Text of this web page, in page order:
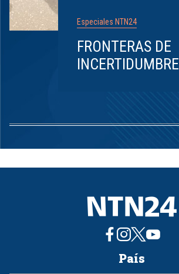
Especiales NTN24
FRONTERAS DE
INCERTIDUMBRE
1
8
País